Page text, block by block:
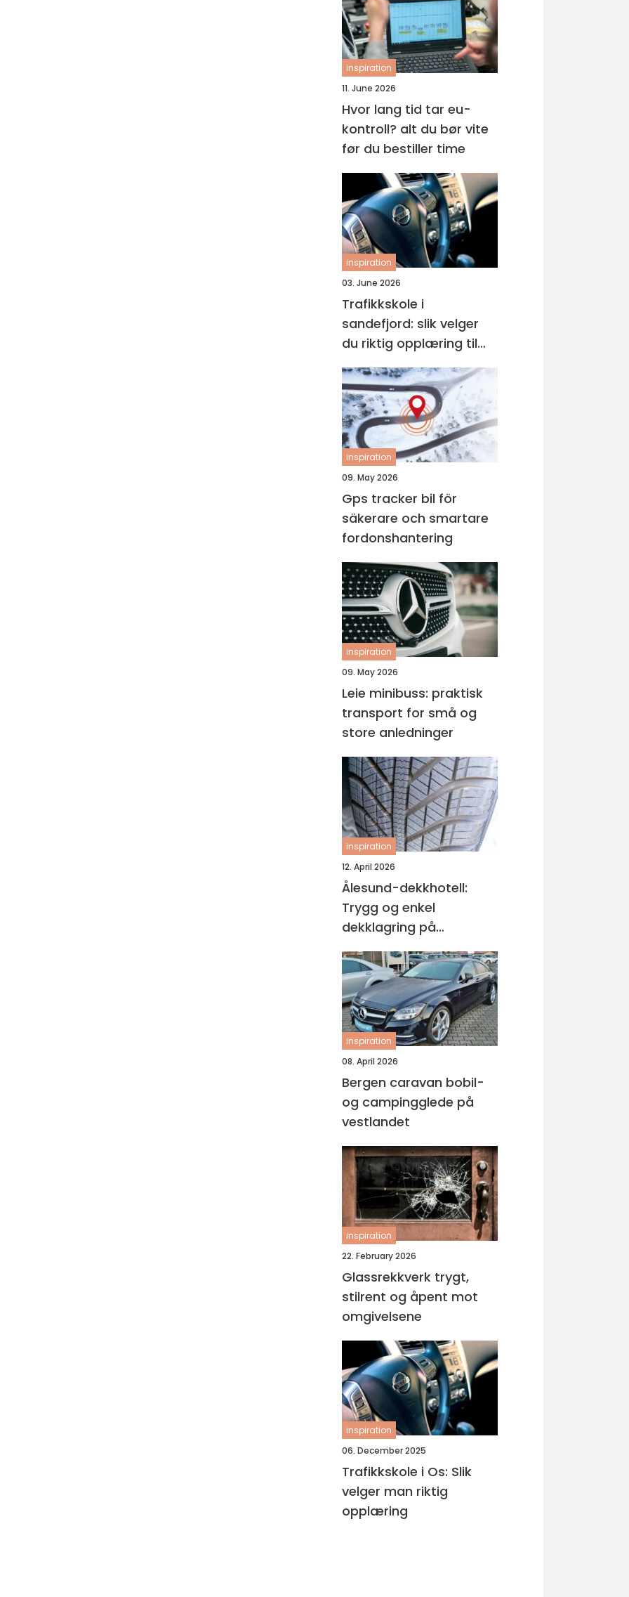
inspiration
11. June 2026
Hvor lang tid tar eu-
kontroll? alt du bør vite
før du bestiller time
inspiration
03. June 2026
Trafikkskole i
sandefjord: slik velger
du riktig opplæring til
førerkortet
inspiration
09. May 2026
Gps tracker bil för
säkerare och smartare
fordonshantering
inspiration
09. May 2026
Leie minibuss: praktisk
transport for små og
store anledninger
inspiration
12. April 2026
Ålesund-dekkhotell:
Trygg og enkel
dekklagring på
Sunnmøre
inspiration
08. April 2026
Bergen caravan bobil-
og campingglede på
vestlandet
inspiration
22. February 2026
Glassrekkverk trygt,
stilrent og åpent mot
omgivelsene
inspiration
06. December 2025
Trafikkskole i Os: Slik
velger man riktig
opplæring